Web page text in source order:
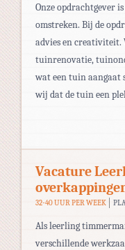
Onze opdrachtgever
omstreken. Bij de
advies en
tuinrenovatie,
wat een tuin
wij dat de tuin een
Vacature
32-40 UUR PER WEEK
Als leerling
verschillende